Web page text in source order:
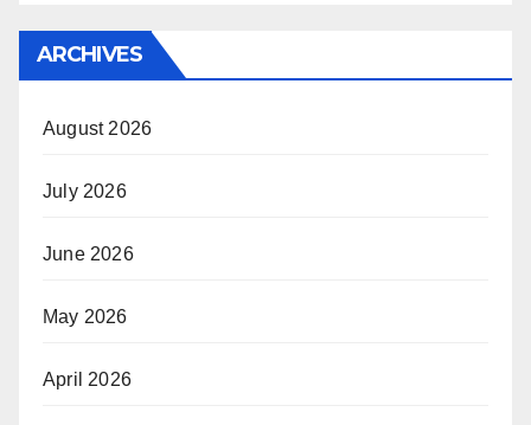
ARCHIVES
August 2026
July 2026
June 2026
May 2026
April 2026